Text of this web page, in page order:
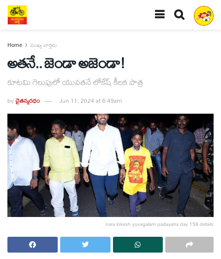
Home ముఖ్య వార్తలు
అతనే.. జెండా అజెండా!
కూటమి గెలుపులో యువతనే లోకేష్‌ కీలక పాత్ర
byచైతన్యరధం Jun 11, 2024 at 6:49am
nara lokesh yuvagalam padayatra day 158 details